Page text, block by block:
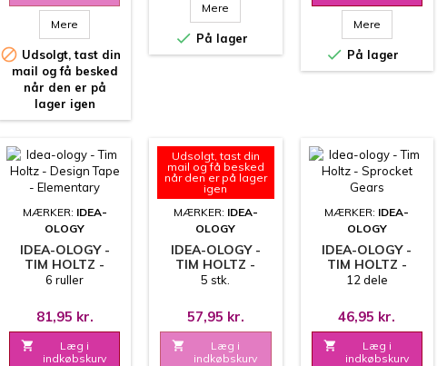
Mere
 Udsolgt, tast din
mail og få besked
når den er på
lager igen
Mere
 På lager
Mere
 På lager
MÆRKER: IDEA-
OLOGY
IDEA-OLOGY -
TIM HOLTZ -
DESIGN TAPE -
6 ruller
81,95 kr.

Læg i
indkøbskurv
Udsolgt, tast din
mail og få besked
når den er på lager
igen
MÆRKER: IDEA-
OLOGY
IDEA-OLOGY -
TIM HOLTZ -
WOODEN RULER
5 stk.
57,95 kr.

Læg i
indkøbskurv
MÆRKER: IDEA-
OLOGY
IDEA-OLOGY -
TIM HOLTZ -
SPROCKET
12 dele
46,95 kr.

Læg i
indkøbskurv